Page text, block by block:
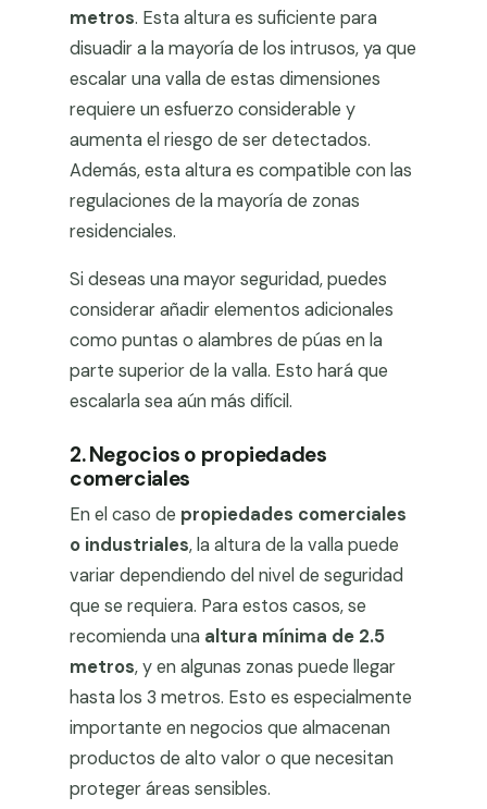
metros. Esta altura es suficiente para
disuadir a la mayoría de los intrusos, ya que
escalar una valla de estas dimensiones
requiere un esfuerzo considerable y
aumenta el riesgo de ser detectados.
Además, esta altura es compatible con las
regulaciones de la mayoría de zonas
residenciales.
Si deseas una mayor seguridad, puedes
considerar añadir elementos adicionales
como puntas o alambres de púas en la
parte superior de la valla. Esto hará que
escalarla sea aún más difícil.
2. Negocios o propiedades
comerciales
En el caso de propiedades comerciales
o industriales, la altura de la valla puede
variar dependiendo del nivel de seguridad
que se requiera. Para estos casos, se
recomienda una altura mínima de 2.5
metros, y en algunas zonas puede llegar
hasta los 3 metros. Esto es especialmente
importante en negocios que almacenan
productos de alto valor o que necesitan
proteger áreas sensibles.